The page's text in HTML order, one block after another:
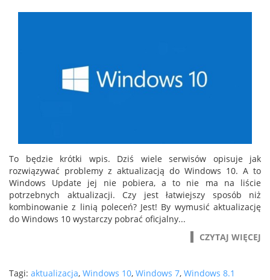
To będzie krótki wpis. Dziś wiele serwisów opisuje jak
rozwiązywać problemy z aktualizacją do Windows 10. A to
Windows Update jej nie pobiera, a to nie ma na liście
potrzebnych aktualizacji. Czy jest łatwiejszy sposób niż
kombinowanie z linią poleceń? Jest! By wymusić aktualizację
do Windows 10 wystarczy pobrać oficjalny...
CZYTAJ WIĘCEJ
Tagi: aktualizacja, Windows 10, Windows 7, Windows 8.1